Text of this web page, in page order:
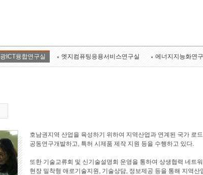
광ICT융합연구실 엣지컴퓨팅응용서비스연구실 에너지지능화연
호남권지역 산업을 육성하기 위하여 지역산업과 연계된 국가 로
공동연구개발하고, 특허 시제품 제작 지원 등을 수행하고 있다.
또한 기술교류회 및 신기술설명회 운영을 통하여 상생협력 네트
현장 밀착형 애로기술지원, 기술상담, 정보제공 등을 통해 지역